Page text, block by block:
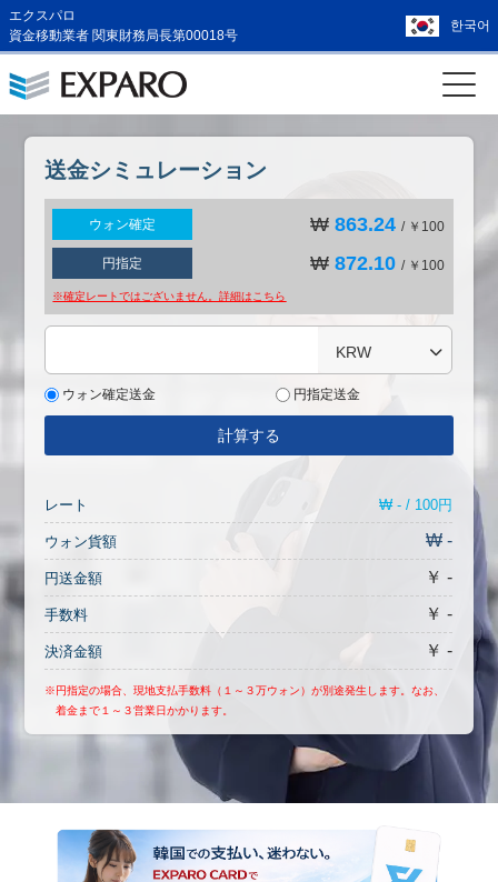
エクスパロ
資金移動業者 関東財務局長第00018号
한국어
送金シミュレーション
ウォン確定 ₩863.24 / ￥100
円指定 ₩872.10 / ￥100
※確定レートではございません。詳細は こちら
KRW
ウォン確定送金 円指定送金
計算する
レート ₩ - / 100円
ウォン貨額 ₩ -
円送金額 ￥ -
手数料 ￥ -
決済金額 ￥ -
※円指定の場合、現地支払手数料（１～３万ウォン）が別途発生します。なお、
着金まで１～３営業日かかります。